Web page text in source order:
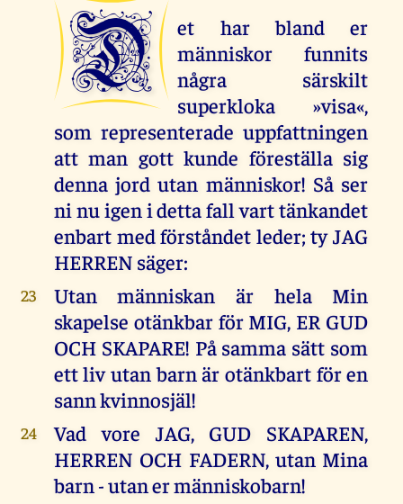
D
et har bland er
människor funnits
några särskilt
superkloka »visa«,
som representerade uppfattningen
att man gott kunde föreställa sig
denna jord utan människor! Så ser
ni nu igen i detta fall vart tänkandet
enbart med förståndet leder; ty JAG
HERREN säger:
23
Utan människan är hela Min
skapelse otänkbar för MIG, ER GUD
OCH SKAPARE! På samma sätt som
ett liv utan barn är otänkbart för en
sann kvinnosjäl!
24
Vad vore JAG, GUD SKAPAREN,
HERREN OCH FADERN, utan Mina
barn - utan er människobarn!